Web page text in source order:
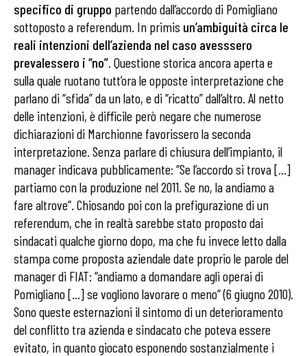
specifico di gruppo partendo dall’accordo di Pomigliano
sottoposto a referendum. In primis un’ambiguità circa le
reali intenzioni dell’azienda nel caso avesssero
prevalessero i “no”. Questione storica ancora aperta e
sulla quale ruotano tutt’ora le opposte interpretazione che
parlano di “sfida” da un lato, e di “ricatto” dall’altro. Al netto
delle intenzioni, è difficile però negare che numerose
dichiarazioni di Marchionne favorissero la seconda
interpretazione. Senza parlare di chiusura dell’impianto, il
manager indicava pubblicamente: “Se l’accordo si trova […]
partiamo con la produzione nel 2011. Se no, la andiamo a
fare altrove”. Chiosando poi con la prefigurazione di un
referendum, che in realtà sarebbe stato proposto dai
sindacati qualche giorno dopo, ma che fu invece letto dalla
stampa come proposta aziendale date proprio le parole del
manager di FIAT: “andiamo a domandare agli operai di
Pomigliano […] se vogliono lavorare o meno” (6 giugno 2010).
Sono queste esternazioni il sintomo di un deterioramento
del conflitto tra azienda e sindacato che poteva essere
evitato, in quanto giocato esponendo sostanzialmente i